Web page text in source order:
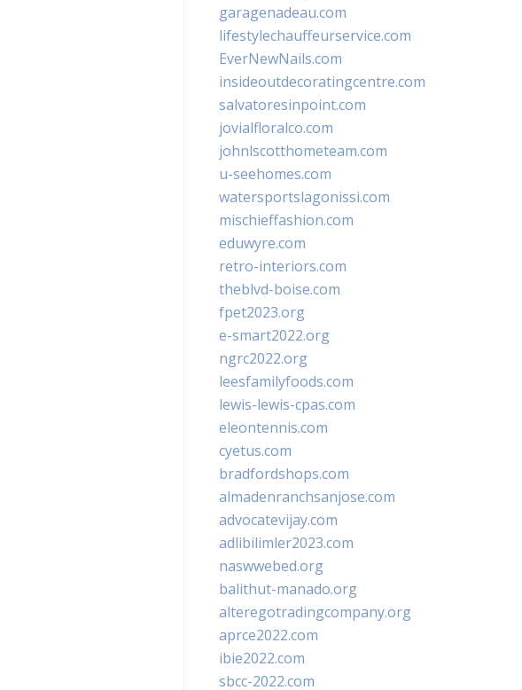
garagenadeau.com
lifestylechauffeurservice.com
EverNewNails.com
insideoutdecoratingcentre.com
salvatoresinpoint.com
jovialfloralco.com
johnlscotthometeam.com
u-seehomes.com
watersportslagonissi.com
mischieffashion.com
eduwyre.com
retro-interiors.com
theblvd-boise.com
fpet2023.org
e-smart2022.org
ngrc2022.org
leesfamilyfoods.com
lewis-lewis-cpas.com
eleontennis.com
cyetus.com
bradfordshops.com
almadenranchsanjose.com
advocatevijay.com
adlibilimler2023.com
naswwebed.org
balithut-manado.org
alteregotradingcompany.org
aprce2022.com
ibie2022.com
sbcc-2022.com